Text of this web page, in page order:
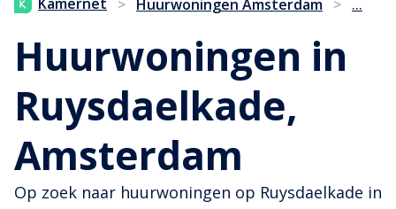
> Huurwoningen Amsterdam >
Huurwoningen in
Ruysdaelkade,
Amsterdam
Op zoek naar huurwoningen op Ruysdaelkade in